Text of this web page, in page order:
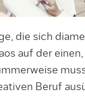
die sich
auf der einen,
Beruf